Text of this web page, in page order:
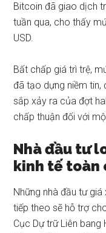
Bitcoin đã giao dịch
tuần qua, cho thấy
USD.
Bất chấp giá trì trệ,
đã tạo dựng niềm tin,
sắp xảy ra của đợt
chấp thuận đối với
Nhà đầu tư
kinh tế toàn
Những nhà đầu tư
tiếp theo sẽ hỗ trợ
Cục Dự trữ Liên bang